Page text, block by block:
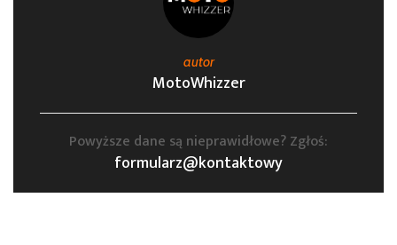
autor
MotoWhizzer
Powyższe dane są nieprawidłowe? Zgłoś:
formularz@kontaktowy